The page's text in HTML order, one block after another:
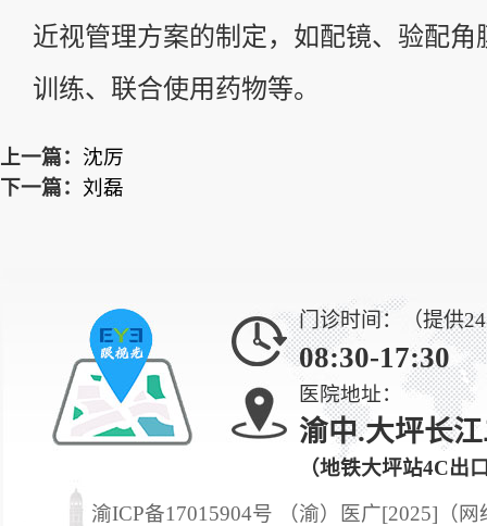
近视管理方案的制定，如配镜、验配角
训练、联合使用药物等。
上一篇： 沈厉
下一篇： 刘磊
门诊时间：（提供
08:30-17:30
医院地址：
渝中.大坪长
（地铁大坪站4C出
渝ICP备17015904号 （渝）医广[2025]（网